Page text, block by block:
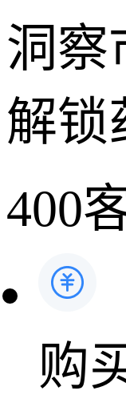
洞察
解锁
400
购